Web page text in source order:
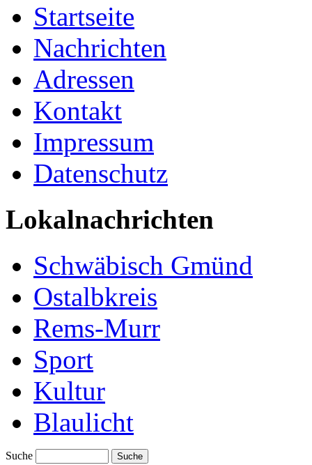
Startseite
Nachrichten
Adressen
Kontakt
Impressum
Datenschutz
Lokalnachrichten
Schwäbisch Gmünd
Ostalbkreis
Rems-Murr
Sport
Kultur
Blaulicht
Suche Suche